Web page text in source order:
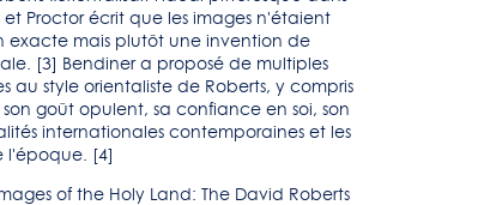
Proctor écrit que les images n'étaient
exacte mais plutôt une invention de
[3] Bendiner a proposé de multiples
au style orientaliste de Roberts, y compris
goût opulent, sa confiance en soi, son
internationales contemporaines et les
l'époque. [4]
of the Holy Land: The David Roberts